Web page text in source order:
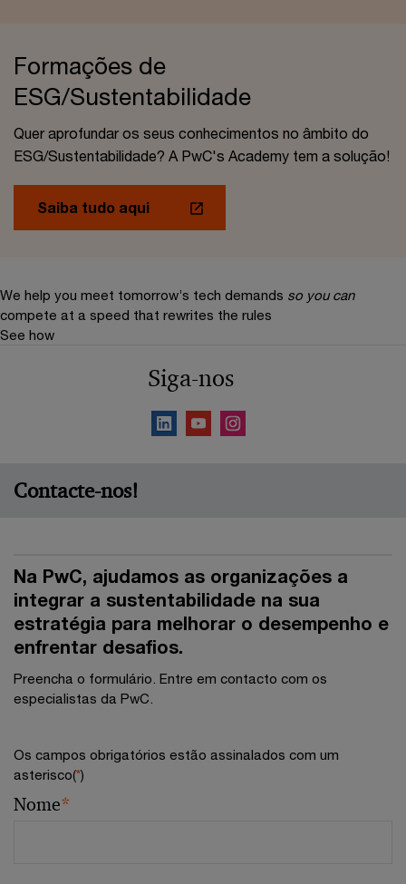
Formações de
ESG/Sustentabilidade
Quer aprofundar os seus conhecimentos no âmbito do
ESG/Sustentabilidade? A PwC's Academy tem a solução!
Saiba tudo aqui
We help you meet tomorrow’s tech demands so you can
compete at a speed that rewrites the rules
See how
Siga-nos
Contacte-nos!
Na PwC, ajudamos as organizações a
integrar a sustentabilidade na sua
estratégia para melhorar o desempenho e
enfrentar desafios.
Preencha o formulário. Entre em contacto com os
especialistas da PwC.
Os campos obrigatórios estão assinalados com um
asterisco(*)
Nome*